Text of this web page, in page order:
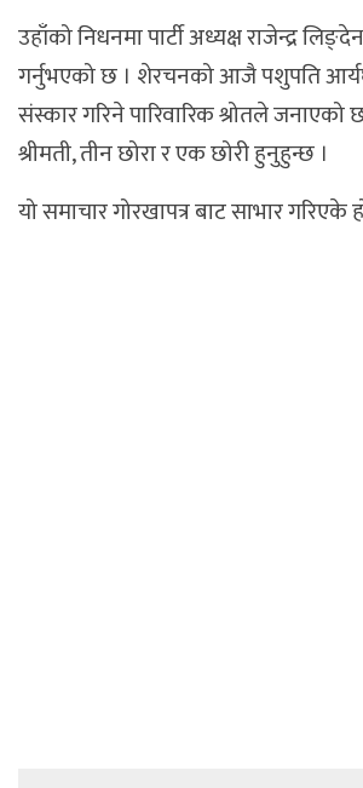
उहाँको निधनमा पार्टी अध्यक्ष राजेन्द्र
गर्नुभएको छ । शेरचनको आजै पशुपति
संस्कार गरिने पारिवारिक श्रोतले
श्रीमती, तीन छोरा र एक छोरी हुनुहुन्छ ।
यो समाचार गोरखापत्र बाट साभार गरिएके